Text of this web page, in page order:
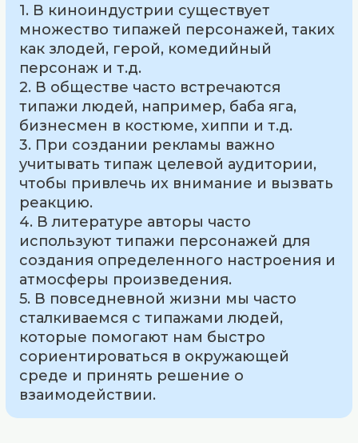
1. В киноиндустрии существует
множество типажей персонажей, таких
как злодей, герой, комедийный
персонаж и т.д.
2. В обществе часто встречаются
типажи людей, например, баба яга,
бизнесмен в костюме, хиппи и т.д.
3. При создании рекламы важно
учитывать типаж целевой аудитории,
чтобы привлечь их внимание и вызвать
реакцию.
4. В литературе авторы часто
используют типажи персонажей для
создания определенного настроения и
атмосферы произведения.
5. В повседневной жизни мы часто
сталкиваемся с типажами людей,
которые помогают нам быстро
сориентироваться в окружающей
среде и принять решение о
взаимодействии.